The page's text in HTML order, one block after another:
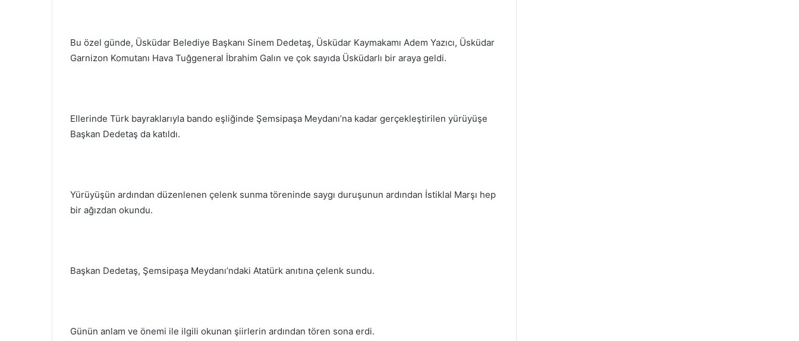
Bu özel günde, Üsküdar Belediye Başkanı Sinem Dedetaş, Üsküdar Kaymakamı Adem Yazıcı, Üsküdar
Garnizon Komutanı Hava Tuğgeneral İbrahim Galın ve çok sayıda Üsküdarlı bir araya geldi.
Ellerinde Türk bayraklarıyla bando eşliğinde Şemsipaşa Meydanı’na kadar gerçekleştirilen yürüyüşe
Başkan Dedetaş da katıldı.
Yürüyüşün ardından düzenlenen çelenk sunma töreninde saygı duruşunun ardından İstiklal Marşı hep
bir ağızdan okundu.
Başkan Dedetaş, Şemsipaşa Meydanı’ndaki Atatürk anıtına çelenk sundu.
Günün anlam ve önemi ile ilgili okunan şiirlerin ardından tören sona erdi.